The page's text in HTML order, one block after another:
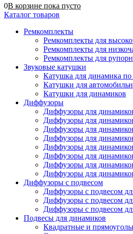
0В корзине пока пусто
Каталог товаров
Ремкомплекты
Ремкомплекты для
Ремкомплекты для
Ремкомплекты для
Звуковые катушки
Катушка для динамика по
Катушки для
Катушки для динамиков
Диффузоры
Диффузоры для
Диффузоры для
Диффузоры для
Диффузоры для
Диффузоры для
Диффузоры для
Диффузоры для
Диффузоры для
Диффузоры с подвесом
Диффузоры с подвесом
Диффузоры с подвесом
Диффузоры с подвесом
Подвесы для динамиков
Квадратные и